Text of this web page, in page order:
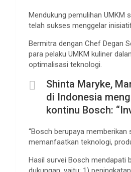
Mendukung pemulihan UMKM
telah sukses menggelar
Bermitra dengan Chef Degan
para pelaku UMKM kuliner
optimalisasi teknologi.
Shinta Maryke,
di Indonesia
kontinu Bosch:
“Bosch berupaya
memanfaatkan teknologi,
Hasil survei Bosch mendapati